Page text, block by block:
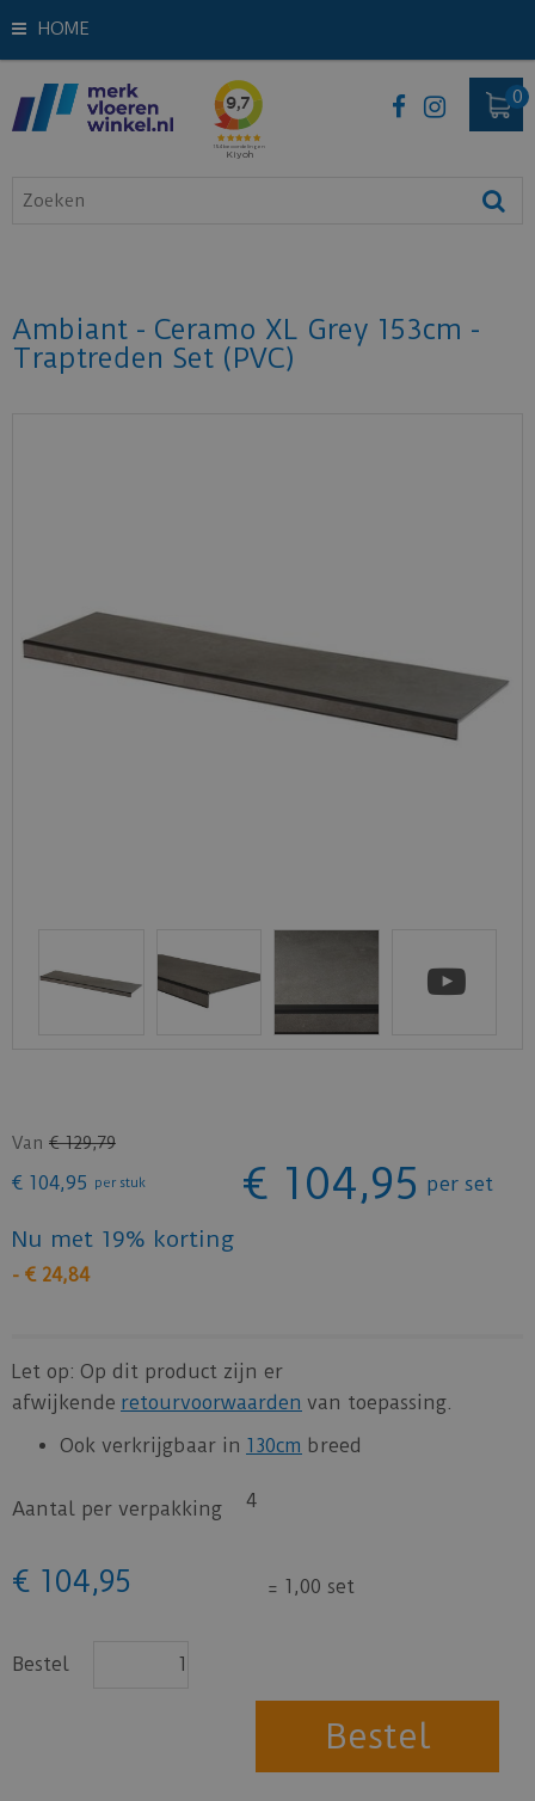
HOME
Ambiant - Ceramo XL Grey 153cm -
Traptreden Set (PVC)
Van € 129,79
€ 104,95 per stuk € 104,95 per set
Nu met 19% korting
- € 24,84
Let op: Op dit product zijn er
afwijkende retourvoorwaarden van toepassing.
Ook verkrijgbaar in 130cm breed
Aantal per verpakking 4
€ 104,95 = 1,00 set
Bestel